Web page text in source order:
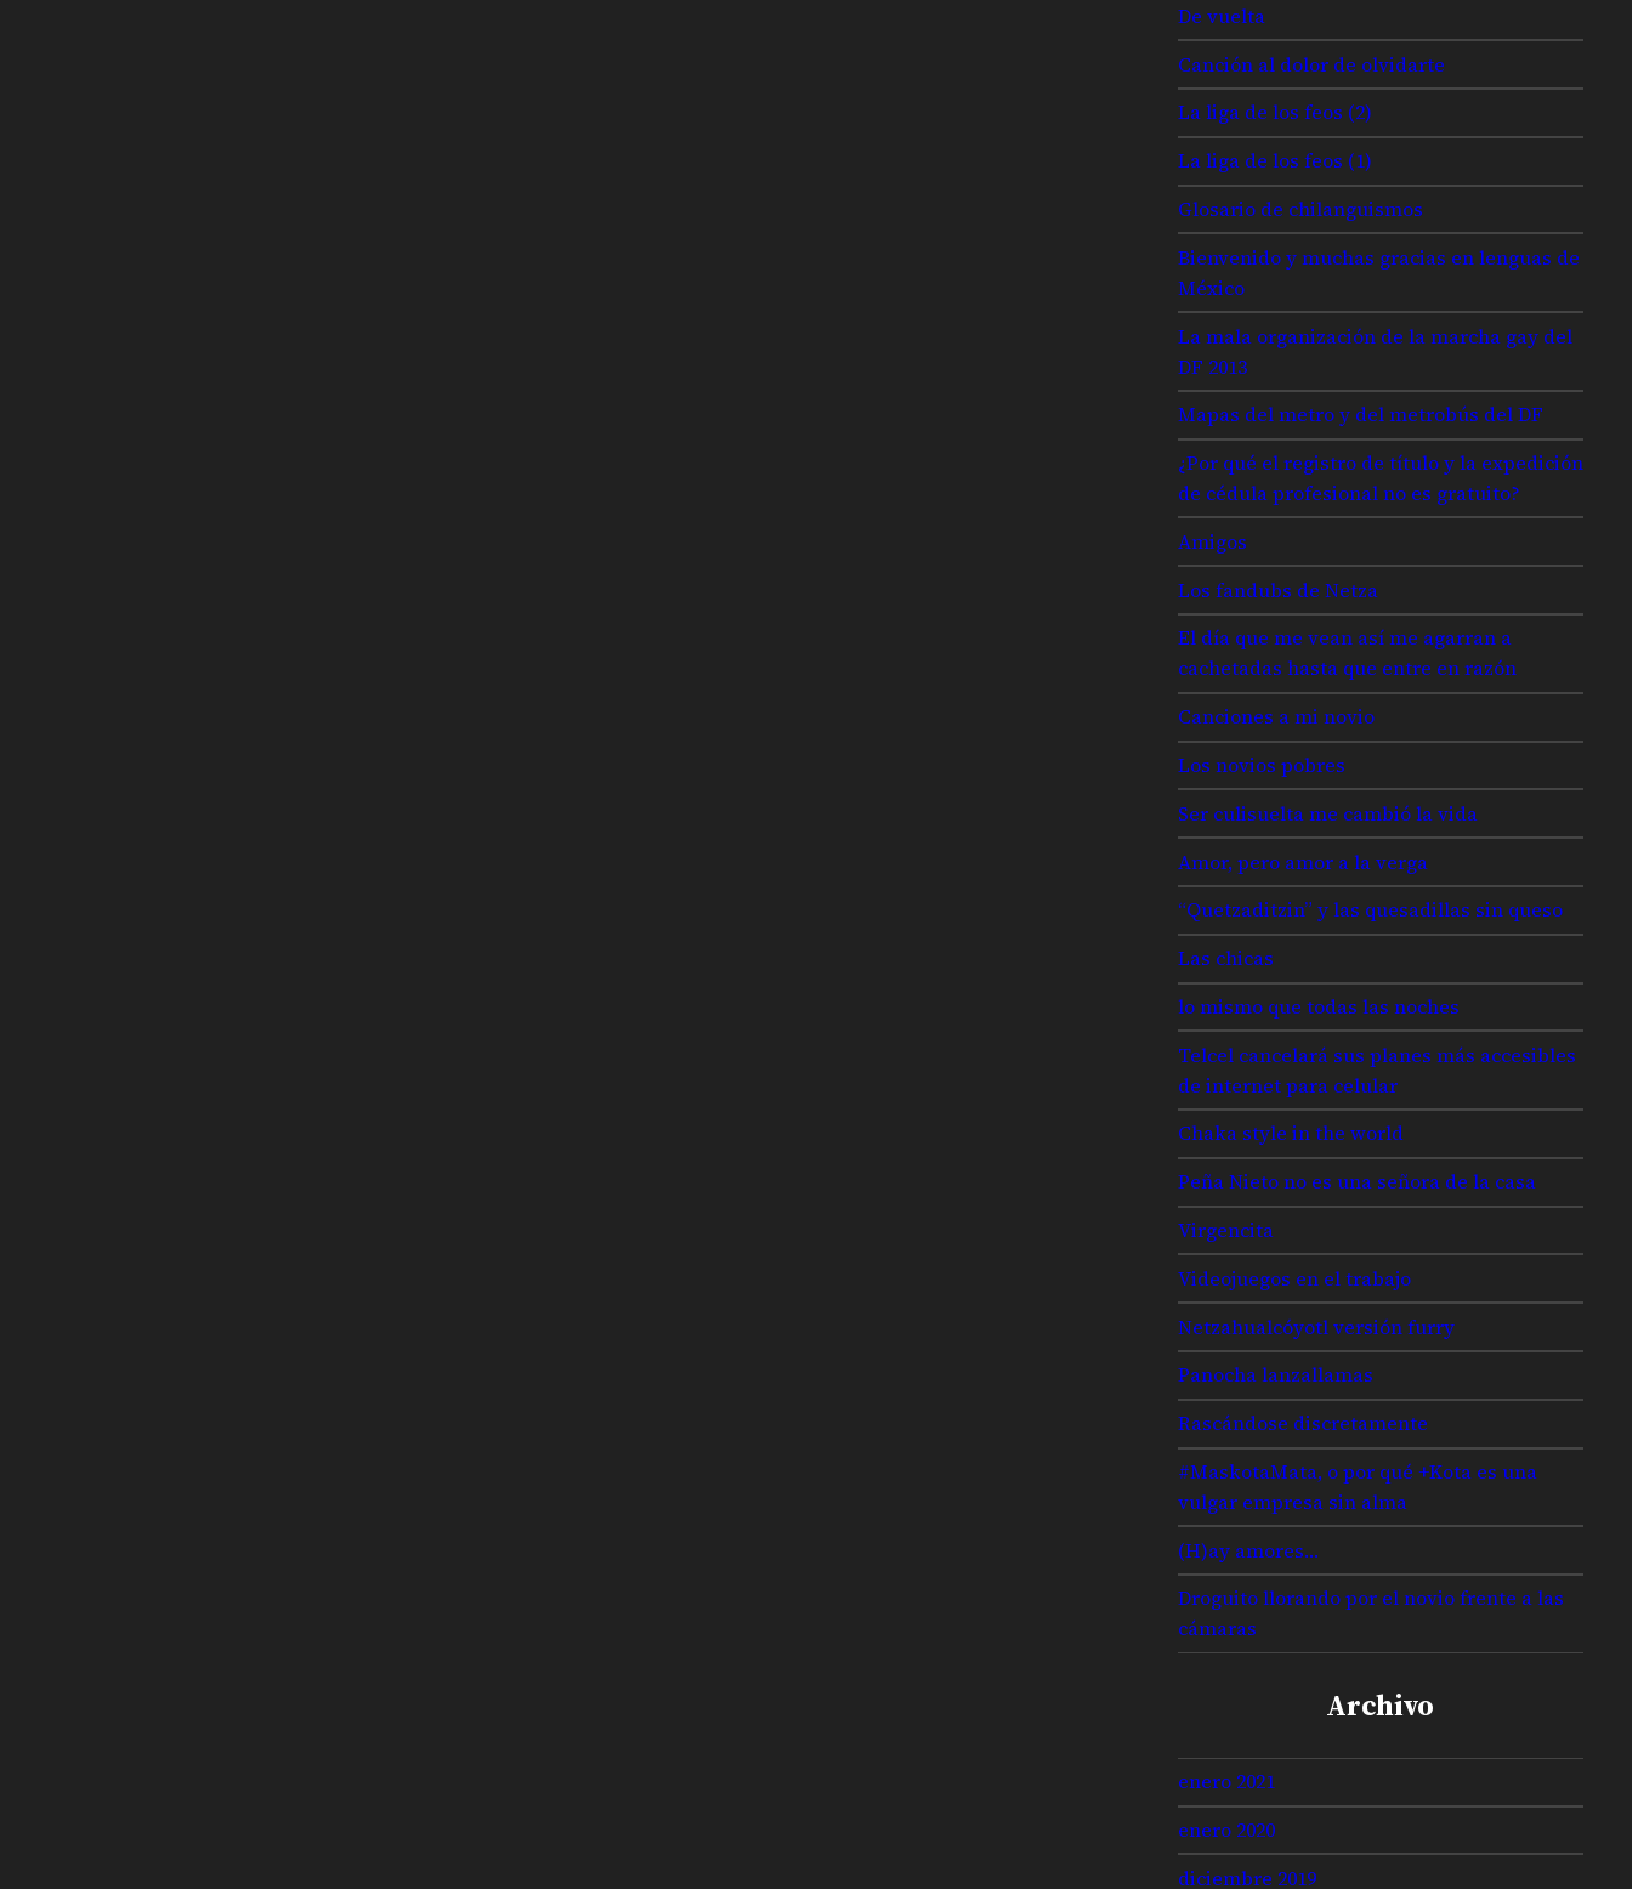
De vuelta
Canción al dolor de olvidarte
La liga de los feos (2)
La liga de los feos (1)
Glosario de chilanguismos
Bienvenido y muchas gracias en lenguas de
México
La mala organización de la marcha gay del
DF 2013
Mapas del metro y del metrobús del DF
¿Por qué el registro de título y la expedición
de cédula profesional no es gratuito?
Amigos
Los fandubs de Netza
El día que me vean así me agarran a
cachetadas hasta que entre en razón
Canciones a mi novio
Los novios pobres
Ser culisuelta me cambió la vida
Amor, pero amor a la verga
“Quetzaditzin” y las quesadillas sin queso
Las chicas
lo mismo que todas las noches
Telcel cancelará sus planes más accesibles
de internet para celular
Chaka style in the world
Peña Nieto no es una señora de la casa
Virgencita
Videojuegos en el trabajo
Netzahualcóyotl versión furry
Panocha lanzallamas
Rascándose discretamente
#MaskotaMata, o por qué +Kota es una
vulgar empresa sin alma
(H)ay amores…
Droguito llorando por el novio frente a las
cámaras
Archivo
enero 2021
enero 2020
diciembre 2019